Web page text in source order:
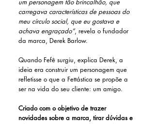
um personagem tão brincalhão, que
carregava características de pessoas do
meu círculo social, que eu gostava e
achava engraçado”, revela o fundador
da marca, Derek Barlow.
Quando Fefê surgiu, explica Derek, a
ideia era construir um personagem que
refletisse o que a Fettástica se propõe a
ser na vida do seu cliente: um amigo.
Criado com o objetivo de trazer
novidades sobre a marca, tirar dúvidas e